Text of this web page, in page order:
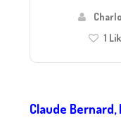
1
Claude Bernard,